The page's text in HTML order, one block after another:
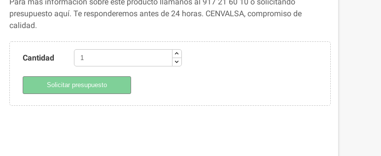
presupuesto aquí. Te responderemos antes de 24 horas. CENVALSA, compromiso de
calidad.
Cantidad
Solicitar presupuesto